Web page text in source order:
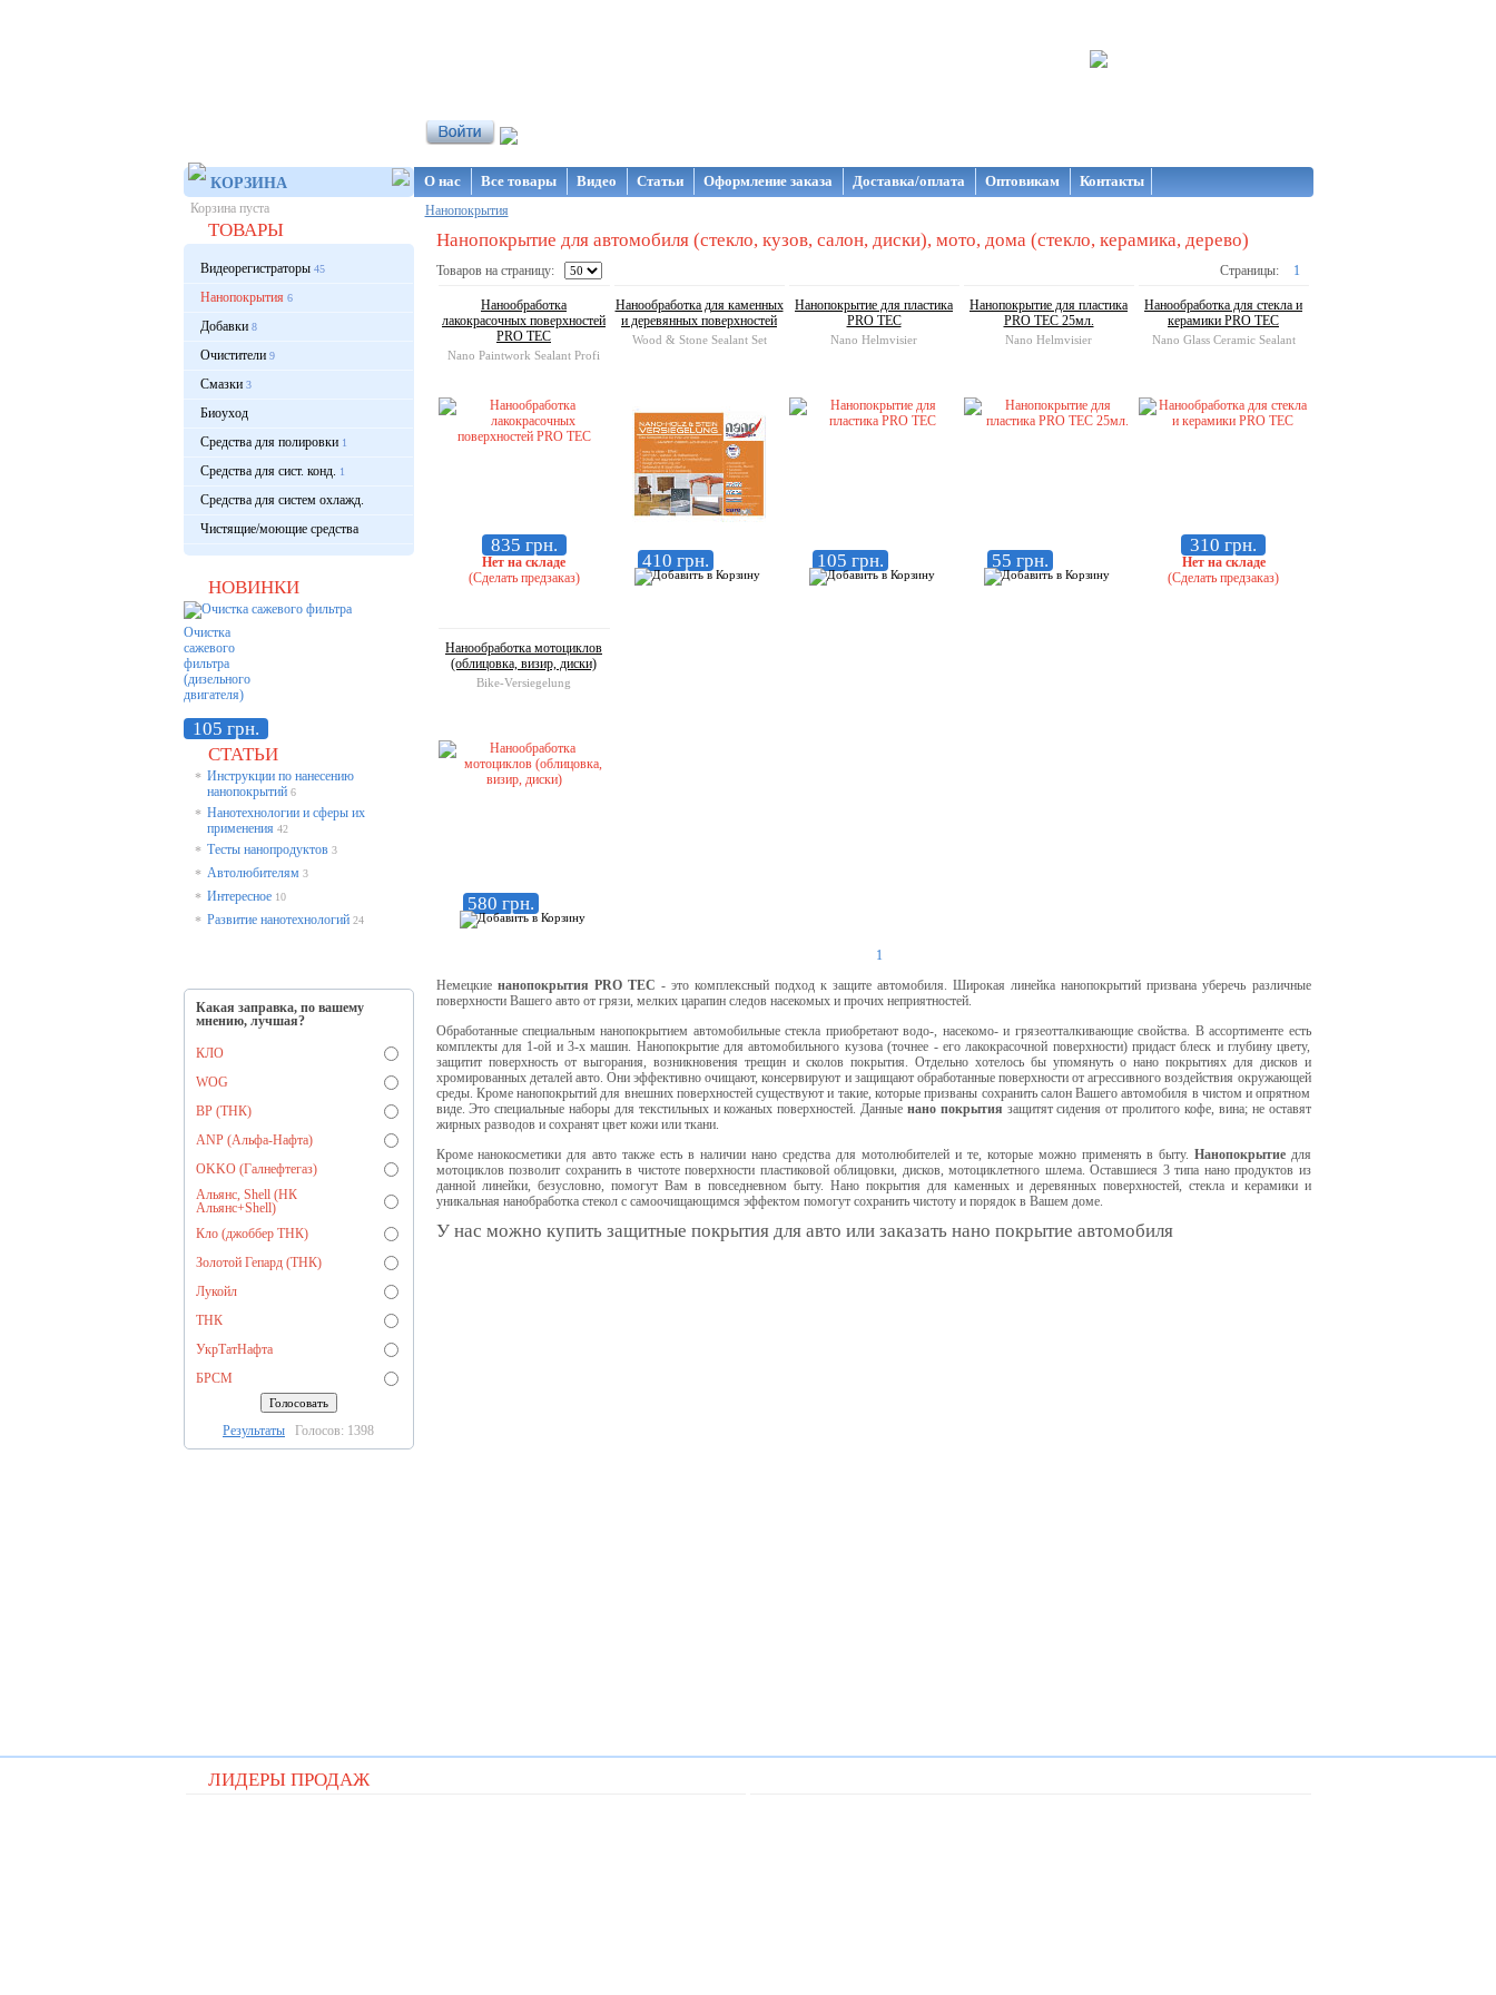
КОРЗИНА
Корзина пуста
ТОВАРЫ
Видеорегистраторы45
Нанопокрытия 6
Добавки8
Очистители9
Смазки3
Биоуход
Средства для полировки1
Средства для сист. конд. 1
Средства для систем охлажд.
Чистящие/моющие средства
НОВИНКИ
Очистка
сажевого
фильтра
(дизельного
двигателя)
105 грн.
СТАТЬИ
* Инструкции по нанесению
нанопокрытий 6
* Нанотехнологии и сферы их
применения 42
* Тесты нанопродуктов 3
* Автолюбителям 3
* Интересное 10
* Развитие нанотехнологий 24
Какая заправка, по вашему
мнению, лучшая?
КЛО
WOG
BP (ТНК)
ANP (Альфа-Нафта)
OKKO (Галнефтегаз)
Альянс, Shell (НК
Альянс+Shell)
Кло (джоббер ТНК)
Золотой Гепард (ТНК)
Лукойл
ТНК
УкрТатНафта
БРСМ
Результаты Голосов: 1398
О нас Все товары Видео Статьи Оформление заказа Доставка/оплата Оптовикам Контакты
Нанопокрытия
Нанопокрытие для автомобиля (стекло, кузов, салон, диски), мото, дома (стекло, керамика, дерево)
Товаров на страницу: Страницы: 1
Нанообработка
лакокрасочных поверхностей
PRO TEC
Nano Paintwork Sealant Profi
835 грн.
Нет на складе
(Сделать предзаказ)
Нанообработка для каменных
и деревянных поверхностей
Wood & Stone Sealant Set
410 грн.
Нанопокрытие для пластика
PRO TEC
Nano Helmvisier
105 грн.
Нанопокрытие для пластика
PRO TEC 25мл.
Nano Helmvisier
55 грн.
Нанообработка для стекла и
керамики PRO TEC
Nano Glass Ceramic Sealant
310 грн.
Нет на складе
(Сделать предзаказ)
Нанообработка мотоциклов
(облицовка, визир, диски)
Bike-Versiegelung
580 грн.
1
Немецкие нанопокрытия PRO TEC - это комплексный подход к защите автомобиля. Широкая линейка нанопокрытий призвана уберечь различные
поверхности Вашего авто от грязи, мелких царапин следов насекомых и прочих неприятностей.
Обработанные специальным нанопокрытием автомобильные стекла приобретают водо-, насекомо- и грязеотталкивающие свойства. В ассортименте есть
комплекты для 1-ой и 3-х машин. Нанопокрытие для автомобильного кузова (точнее - его лакокрасочной поверхности) придаст блеск и глубину цвету,
защитит поверхность от выгорания, возникновения трещин и сколов покрытия. Отдельно хотелось бы упомянуть о нано покрытиях для дисков и
хромированных деталей авто. Они эффективно очищают, консервируют и защищают обработанные поверхности от агрессивного воздействия окружающей
среды. Кроме нанопокрытий для внешних поверхностей существуют и такие, которые призваны сохранить салон Вашего автомобиля в чистом и опрятном
виде. Это специальные наборы для текстильных и кожаных поверхностей. Данные нано покрытия защитят сидения от пролитого кофе, вина; не оставят
жирных разводов и сохранят цвет кожи или ткани.
Кроме нанокосметики для авто также есть в наличии нано средства для мотолюбителей и те, которые можно применять в быту. Нанопокрытиедля
мотоциклов позволит сохранить в чистоте поверхности пластиковой облицовки, дисков, мотоциклетного шлема. Оставшиеся 3 типа нано продуктов из
данной линейки, безусловно, помогут Вам в повседневном быту. Нано покрытия для каменных и деревянных поверхностей, стекла и керамики и
уникальная нанобработка стекол с самоочищающимся эффектом помогут сохранить чистоту и порядок в Вашем доме.
У нас можно купить защитные покрытия для авто или заказать нано покрытие автомобиля
ЛИДЕРЫ ПРОДАЖ